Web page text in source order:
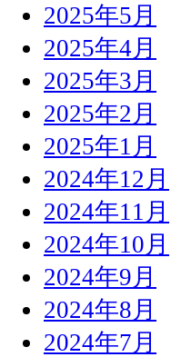
2025年5月
2025年4月
2025年3月
2025年2月
2025年1月
2024年12月
2024年11月
2024年10月
2024年9月
2024年8月
2024年7月